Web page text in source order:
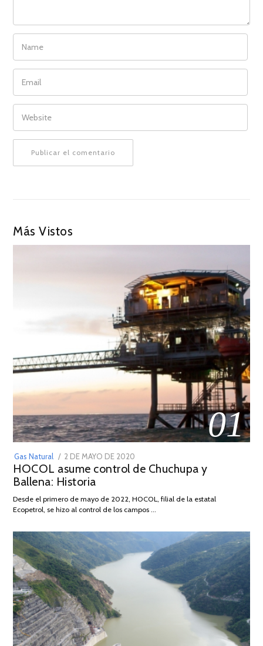
NAME
EMAIL
WEBSITE
Más Vistos
01
Gas Natural
POSTED
ON
2 DE MAYO DE 2020
DE
2026
HOCOL asume control de Chuchupa y
Ballena: Historia
Desde el primero de mayo de 2022, HOCOL, filial de la estatal
Ecopetrol, se hizo al control de los campos …